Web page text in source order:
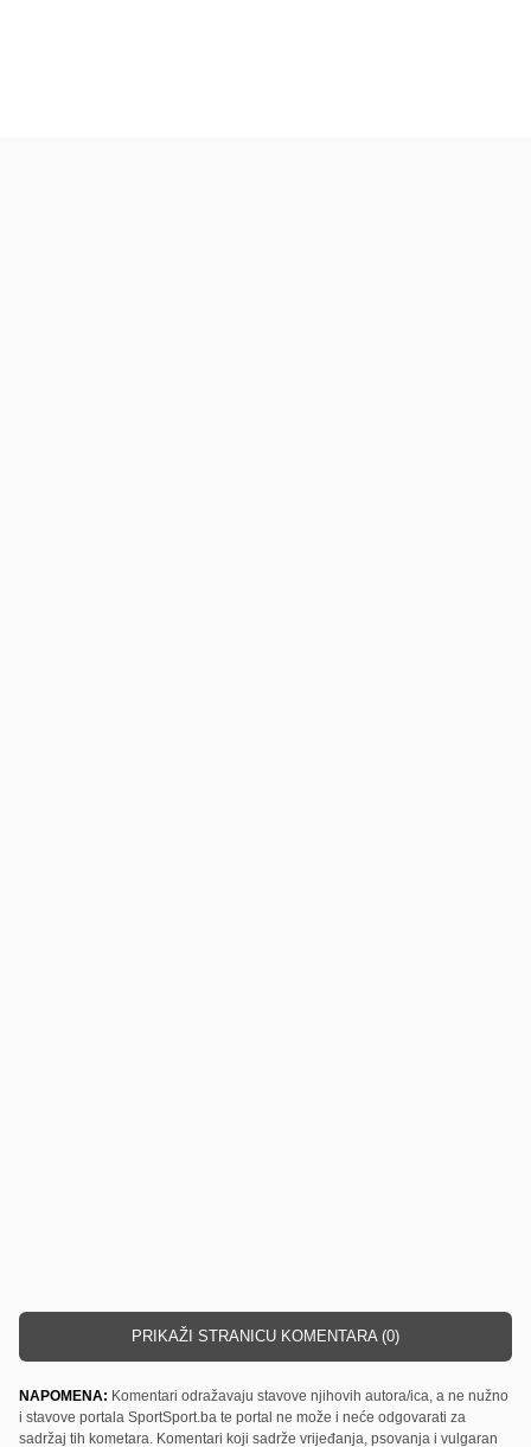
PRIKAŽI STRANICU KOMENTARA (0)
NAPOMENA: Komentari odražavaju stavove njihovih autora/ica, a ne nužno
i stavove portala SportSport.ba te portal ne može i neće odgovarati za
sadržaj tih kometara. Komentari koji sadrže vrijeđanja, psovanja i vulgaran